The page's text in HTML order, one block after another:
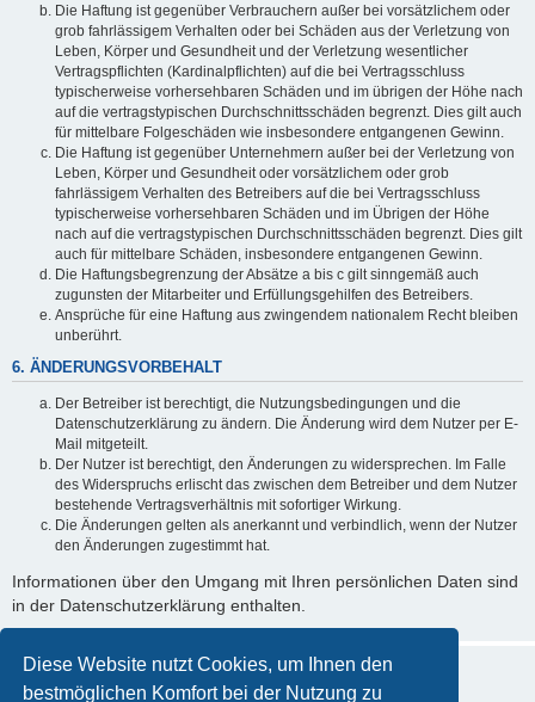
Diese Website nutzt Cookies, um Ihnen den
bestmöglichen Komfort bei der Nutzung zu
Die Haftung ist gegenüber Verbrauchern außer bei vorsätzlichem oder
grob fahrlässigem Verhalten oder bei Schäden aus der Verletzung von
Leben, Körper und Gesundheit und der Verletzung wesentlicher
Vertragspflichten (Kardinalpflichten) auf die bei Vertragsschluss
typischerweise vorhersehbaren Schäden und im übrigen der Höhe nach
auf die vertragstypischen Durchschnittsschäden begrenzt. Dies gilt auch
für mittelbare Folgeschäden wie insbesondere entgangenen Gewinn.
Die Haftung ist gegenüber Unternehmern außer bei der Verletzung von
Leben, Körper und Gesundheit oder vorsätzlichem oder grob
fahrlässigem Verhalten des Betreibers auf die bei Vertragsschluss
typischerweise vorhersehbaren Schäden und im Übrigen der Höhe
nach auf die vertragstypischen Durchschnittsschäden begrenzt. Dies gilt
auch für mittelbare Schäden, insbesondere entgangenen Gewinn.
Die Haftungsbegrenzung der Absätze a bis c gilt sinngemäß auch
zugunsten der Mitarbeiter und Erfüllungsgehilfen des Betreibers.
Ansprüche für eine Haftung aus zwingendem nationalem Recht bleiben
unberührt.
6. ÄNDERUNGSVORBEHALT
Der Betreiber ist berechtigt, die Nutzungsbedingungen und die
Datenschutzerklärung zu ändern. Die Änderung wird dem Nutzer per E-
Mail mitgeteilt.
Der Nutzer ist berechtigt, den Änderungen zu widersprechen. Im Falle
des Widerspruchs erlischt das zwischen dem Betreiber und dem Nutzer
bestehende Vertragsverhältnis mit sofortiger Wirkung.
Die Änderungen gelten als anerkannt und verbindlich, wenn der Nutzer
den Änderungen zugestimmt hat.
Informationen über den Umgang mit Ihren persönlichen Daten sind
in der Datenschutzerklärung enthalten.